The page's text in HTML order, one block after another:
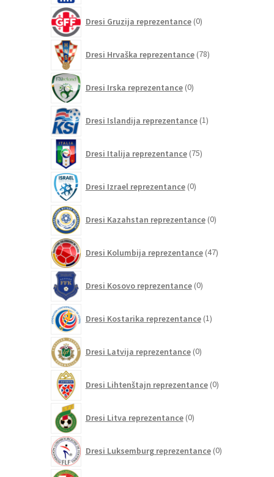
Dresi Gruzija reprezentance 0izdelkov
Dresi Hrvaška reprezentance 78izdelkov
Dresi Irska reprezentance 0izdelkov
Dresi Islandija reprezentance 1izdelek
Dresi Italija reprezentance 75izdelkov
Dresi Izrael reprezentance 0izdelkov
Dresi Kazahstan reprezentance 0izdelkov
Dresi Kolumbija reprezentance 47izdelkov
Dresi Kosovo reprezentance 0izdelkov
Dresi Kostarika reprezentance 1izdelek
Dresi Latvija reprezentance 0izdelkov
Dresi Lihtenštajn reprezentance 0izdelkov
Dresi Litva reprezentance 0izdelkov
Dresi Luksemburg reprezentance 0izdelkov